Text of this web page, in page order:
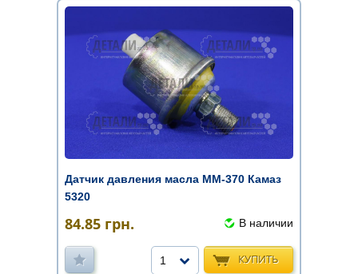
Датчик давления масла ММ-370 Камаз
5320
84.85 грн. В наличии
КУПИТЬ
1